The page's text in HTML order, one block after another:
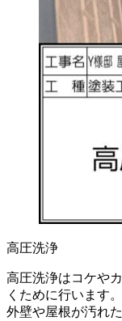
高圧洗浄
高圧洗浄はコケや
くために行います。
外壁や屋根が汚れ